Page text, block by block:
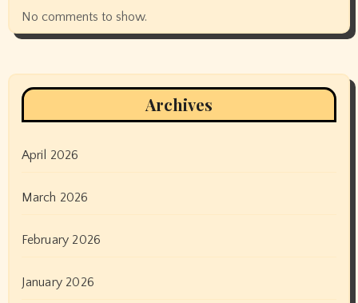
No comments to show.
Archives
April 2026
March 2026
February 2026
January 2026